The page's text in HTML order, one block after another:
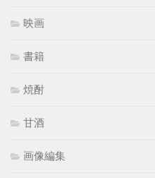
映画
書籍
焼酎
甘酒
画像編集